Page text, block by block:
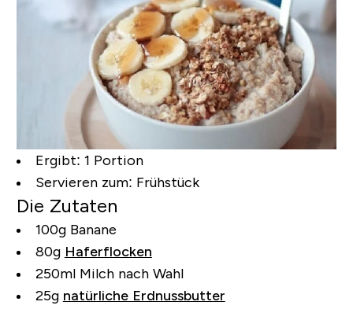
Ergibt: 1 Portion
Servieren zum: Frühstück
Die Zutaten
100g Banane
80g Haferflocken
250ml Milch nach Wahl
25g natürliche Erdnussbutter